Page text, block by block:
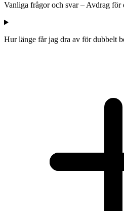
Vanliga frågor och svar – Avdrag för
Hur länge får jag dra av för dubbelt